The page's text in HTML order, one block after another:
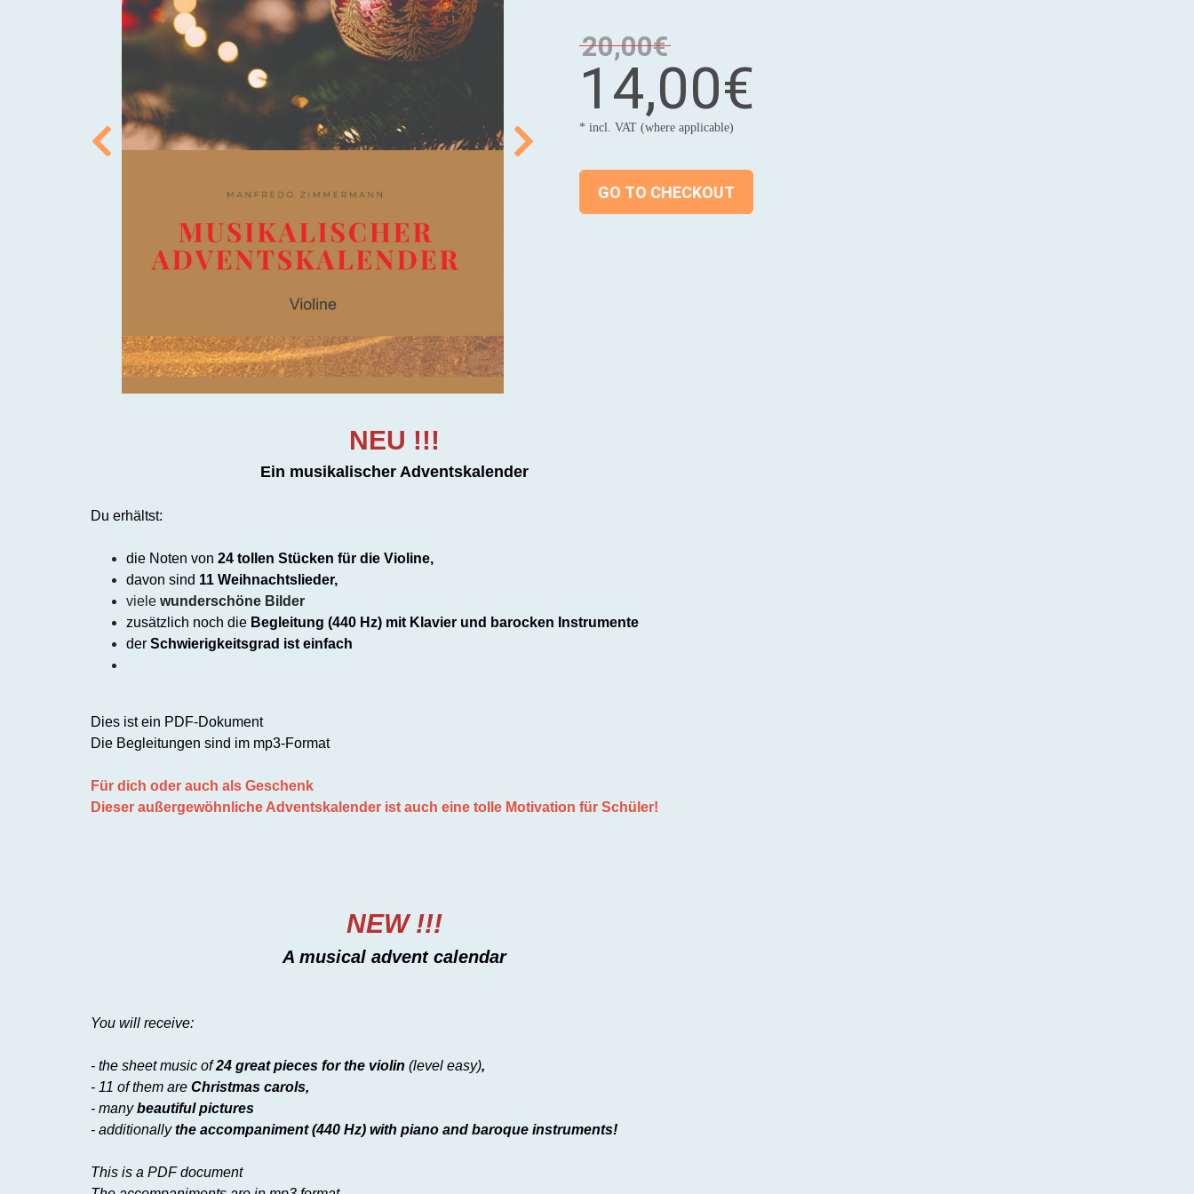
20,00€
14,00€
* incl. VAT (where applicable)
GO TO CHECKOUT
NEU !!!
Ein musikalischer Adventskalender
Du erhältst:
die Noten von 24 tollen Stücken für die Violine,
davon sind 11 Weihnachtslieder,
viele wunderschöne Bilder
zusätzlich noch die Begleitung (440 Hz) mit Klavier und barocken Instrumente
der Schwierigkeitsgrad ist einfach
Dies ist ein PDF-Dokument
Die Begleitungen sind im mp3-Format
Für dich oder auch als Geschenk
Dieser außergewöhnliche Adventskalender ist auch eine tolle Motivation für Schüler!
NEW !!!
A musical advent calendar
You will receive:
- the sheet music of24 great pieces for the violin (level easy),
- 11 of them are Christmas carols,
- manybeautiful pictures
- additionallythe accompaniment (440 Hz) with piano and baroque instruments!
This is a PDF document